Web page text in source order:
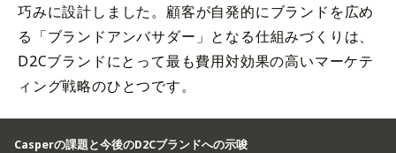
巧みに設計しました。顧客が自発的にブランドを広め
る「ブランドアンバサダー」となる仕組みづくりは、
D2Cブランドにとって最も費用対効果の高いマーケテ
ィング戦略のひとつです。
Casperの課題と今後のD2Cブランドへの示唆